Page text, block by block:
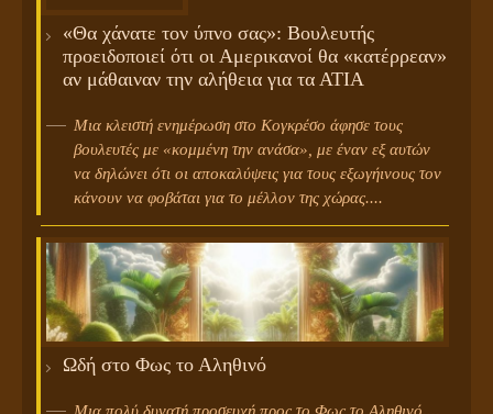
«Θα χάνατε τον ύπνο σας»: Βουλευτής
προειδοποιεί ότι οι Αμερικανοί θα «κατέρρεαν»
αν μάθαιναν την αλήθεια για τα ΑΤΙΑ
Μια κλειστή ενημέρωση στο Κογκρέσο άφησε τους
βουλευτές με «κομμένη την ανάσα», με έναν εξ αυτών
να δηλώνει ότι οι αποκαλύψεις για τους εξωγήινους τον
κάνουν να φοβάται για το μέλλον της χώρας....
Ωδή στο Φως το Αληθινό